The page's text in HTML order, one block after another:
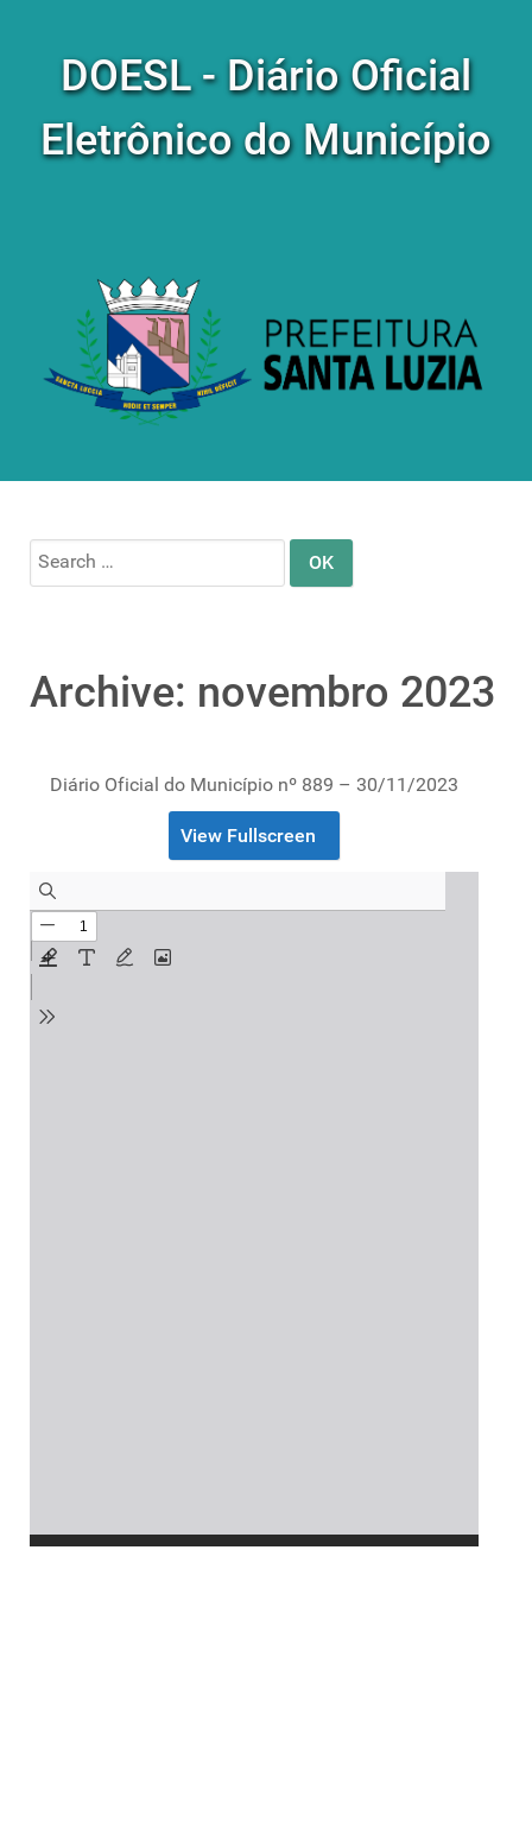
DOESL - Diário Oficial
Eletrônico do Município
Search
for:
Archive: novembro 2023
Diário Oficial do Município nº 889 – 30/11/2023
View Fullscreen